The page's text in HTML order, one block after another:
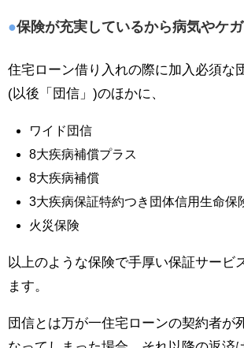
保険が充実しているから病気やケ
住宅ローン借り入れの際に加入必須な
(以後「団信」)のほかに、
ワイド団信
8大疾病補償プラス
8大疾病補償
3大疾病保証特約つき団体信用生命保
火災保険
以上のような保険で手厚い保証サービ
ます。
団信とは万が一住宅ローンの契約者が